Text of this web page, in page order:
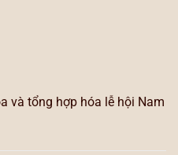
và tổng hợp hóa lễ hội Nam